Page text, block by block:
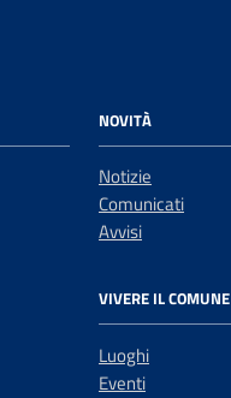
NOVITÀ
Notizie
Comunicati
Avvisi
VIVERE IL COMUNE
Luoghi
Eventi